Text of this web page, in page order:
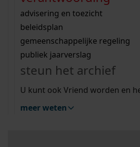
bouwvergunningen
omgevingsvergunningen
vergunningen
beeld en geluid
uitleg nodig?
Wij helpen u op weg met een
bekijk alle zoektips
Wij helpen u op weg met een
bekijk alle zoektips
bekijk ons geschiedenislokaal
advisering en toezicht
beleidsplan
gemeenschappelijke regeling
publiek jaarverslag
steun het archief
U kunt ook Vriend worden en
meer weten
zoektips
Mijn Studiezaal (inloggen)